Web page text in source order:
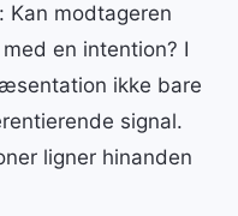
Kan modtageren
en intention? I
ikke bare
signal.
ligner hinanden